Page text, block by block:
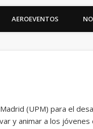
AEROEVENTOS
(UPM) para el
y animar a los